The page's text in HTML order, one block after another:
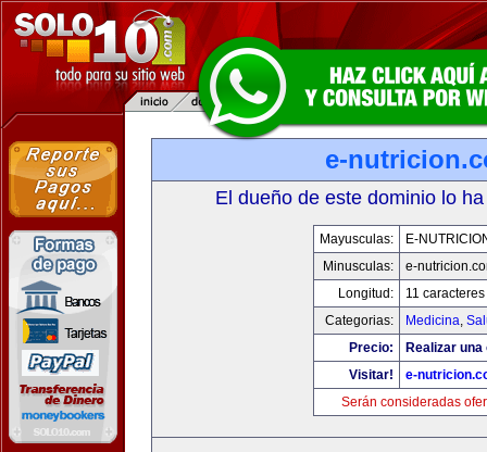
e-
El dueño de este dominio lo
Mayusculas:
E-
Minusculas:
e-
Longitud:
11 caracteres
Categorias:
Medicina,
Precio:
Realizar
Visitar!
e-
Serán consideradas